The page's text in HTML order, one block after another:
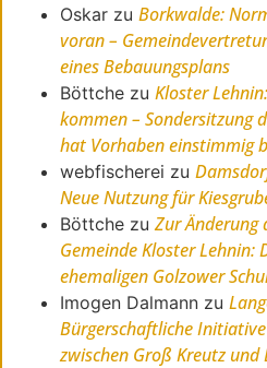
Oskar zu Borkwalde:
voran –
eines Bebauungsplans
Böttche zu Kloster
kommen – Sondersitzung
hat Vorhaben einstimmig
webfischerei zu
Neue Nutzung für
Böttche zuZur Änderung
Gemeinde Kloster Lehnin:
ehemaligen Golzower
Imogen Dalmann zu
Bürgerschaftliche
zwischen Groß Kreutz und